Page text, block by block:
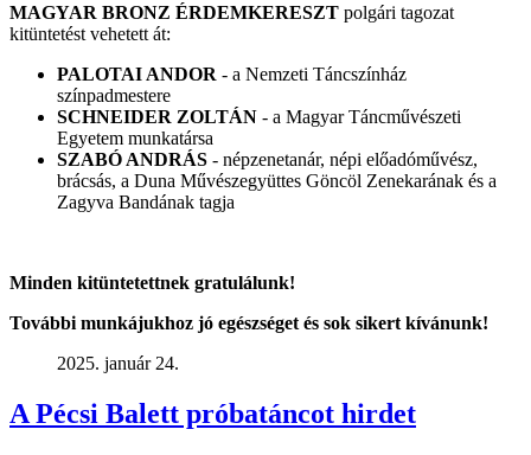
MAGYAR BRONZ ÉRDEMKERESZT polgári tagozat
kitüntetést vehetett át:
PALOTAI ANDOR - a Nemzeti Táncszínház
színpadmestere
SCHNEIDER ZOLTÁN - a Magyar Táncművészeti
Egyetem munkatársa
SZABÓ ANDRÁS - népzenetanár, népi előadóművész,
brácsás, a Duna Művészegyüttes Göncöl Zenekarának és a
Zagyva Bandának tagja
Minden kitüntetettnek gratulálunk!
További munkájukhoz jó egészséget és sok sikert kívánunk!
2025. január 24.
A Pécsi Balett próbatáncot hirdet